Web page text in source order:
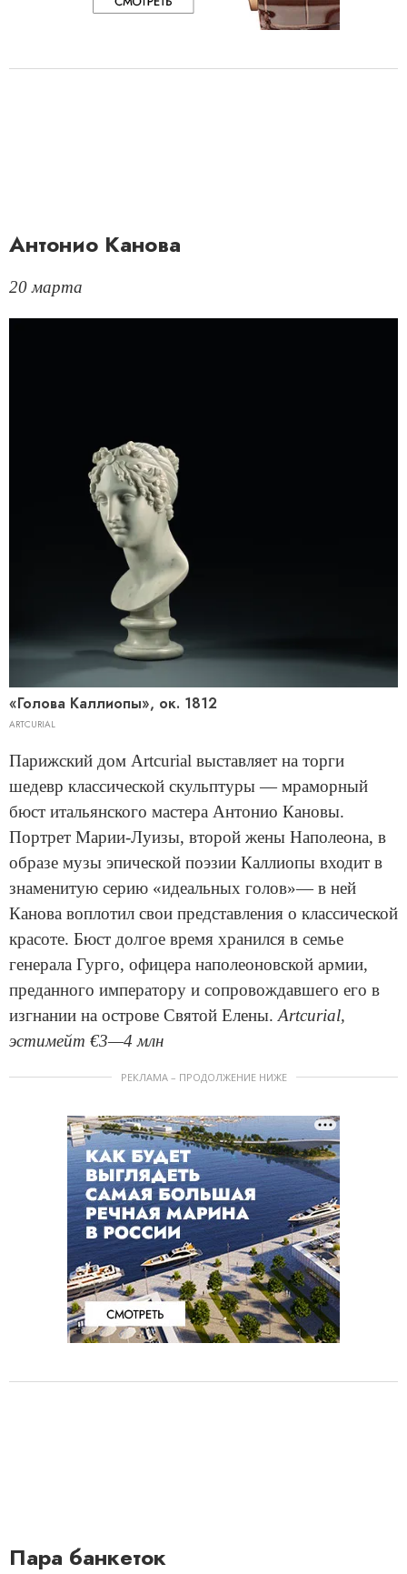
Антонио Канова
20 марта
«Голова Каллиопы», ок. 1812
ARTCURIAL
Парижский дом Artcurial выставляет на торги
шедевр классической скульптуры — мраморный
бюст итальянского мастера Антонио Кановы.
Портрет Марии-Луизы, второй жены Наполеона, в
образе музы эпической поэзии Каллиопы входит в
знаменитую серию «идеальных голов»— в ней
Канова воплотил свои представления о классической
красоте. Бюст долгое время хранился в семье
генерала Гурго, офицера наполеоновской армии,
преданного императору и сопровождавшего его в
изгнании на острове Святой Елены. Artcurial,
эстимейт €3—4 млн
РЕКЛАМА – ПРОДОЛЖЕНИЕ НИЖЕ
Пара банкеток